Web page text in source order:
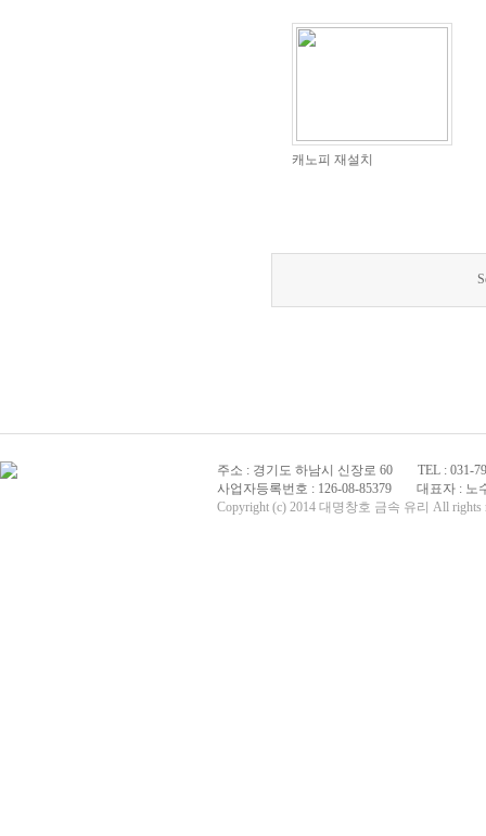
캐노피 재설치
주소 : 경기도 하남시 신장로 60
TEL : 031-
사업자등록번호 : 126-08-85379
대표자 : 노
Copyright (c) 2014 대명창호 금속 유리 All rights